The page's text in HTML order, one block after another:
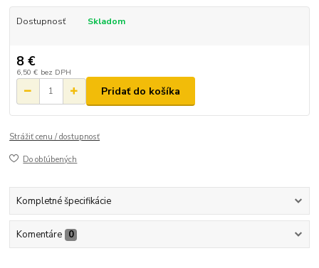
Dostupnosť Skladom
8 €
6,50 € bez DPH
Pridať do košíka
Strážiť cenu / dostupnosť
Do obľúbených
Kompletné špecifikácie
Komentáre 0